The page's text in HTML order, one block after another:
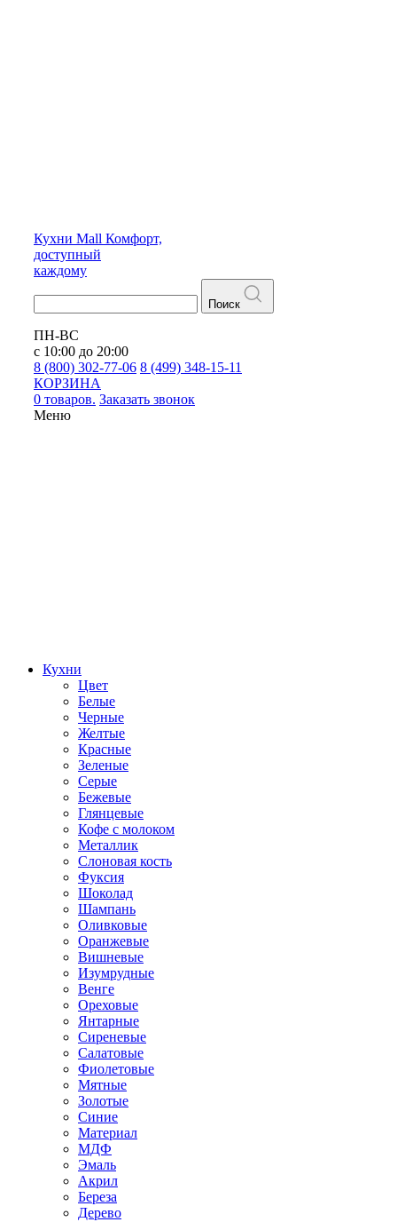
Кухни Mall Комфорт,
доступный
каждому
Поиск
ПН-ВС
с 10:00 до 20:00
8 (800) 302-77-06 8 (499) 348-15-11
КОРЗИНА
0 товаров. Заказать звонок
Меню
Кухни
Цвет
Белые
Черные
Желтые
Красные
Зеленые
Серые
Бежевые
Глянцевые
Кофе с молоком
Металлик
Слоновая кость
Фуксия
Шоколад
Шампань
Оливковые
Оранжевые
Вишневые
Изумрудные
Венге
Ореховые
Янтарные
Сиреневые
Салатовые
Фиолетовые
Мятные
Золотые
Синие
Материал
МДФ
Эмаль
Акрил
Береза
Дерево